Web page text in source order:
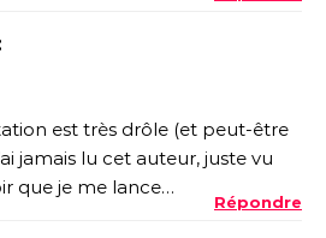
est très drôle (et peut-être
jamais lu cet auteur, juste vu
que je me lance…
Répondre